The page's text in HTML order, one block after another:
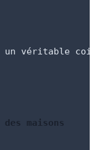
un véritable
maisons